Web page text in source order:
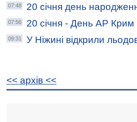
07:48 20 січня день
07:56 20 січня - День АР Крим
09:31
У Ніжині відкрили
<< архiв <<